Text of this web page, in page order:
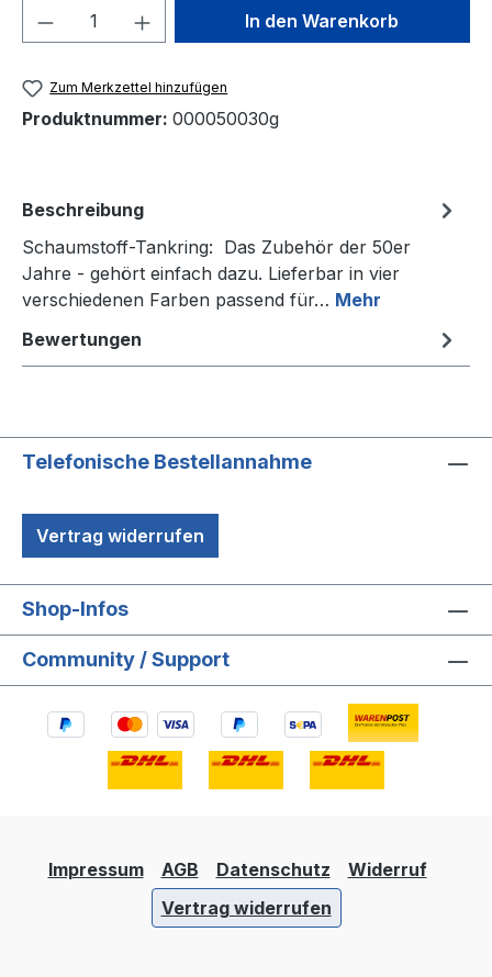
Produkt Anzahl: Gib denIn den Warenkorb
Zum Merkzettel hinzufügen
Produktnummer: 000050030g
Beschreibung
Schaumstoff-Tankring: Das Zubehör der 50er
Jahre - gehört einfach dazu. Lieferbar in vier
verschiedenen Farben passend für… Mehr
Bewertungen
Telefonische Bestellannahme
Vertrag widerrufen
Shop-Infos
Community / Support
Impressum AGB Datenschutz
Widerruf
Vertrag widerrufen